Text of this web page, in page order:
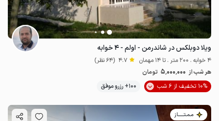
ویلا دوبلکس در شاندرمن - اولم - ۴ خوابه
4 خوابه . 200 متر . تا 14 مهمان 4.7 (64 نظر)
هر شب از 5٬000٬000 تومان
10% تخفیف از 6 شب
100+ رزرو موفق
مـمـتــــــاز